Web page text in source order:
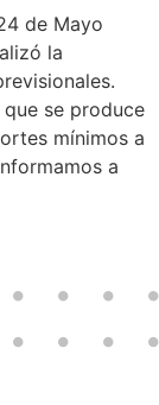
de Mayo
la
se produce
mínimos a
a